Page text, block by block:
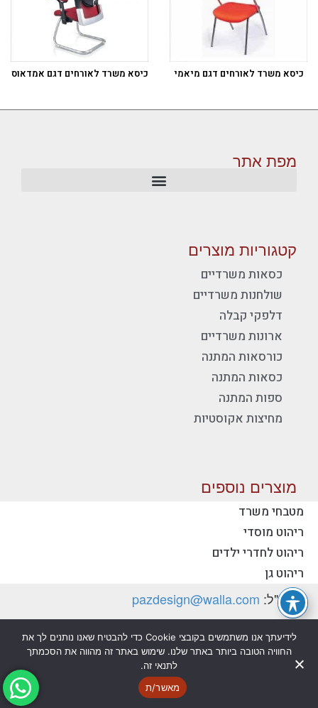
כיסא משרד לאורחים דגם מיאמי כיסא משרד לאורחים דגם אמדאוס
מפת אתר
קטגוריות מוצרים
כסאות משרדיים
שולחנות משרדיים
דלפקי קבלה
ארונות משרדיים
כורסאות המתנה
כסאות המתנה
ספות המתנה
מחיצות אקוסטיות
מוצרים נוספים
מטבחי משרד
ריהוט מוסדי
ריהוט לחדרי ילדים
ריהוט גן
יצירת קשר - פז ריהוט משרדי
טלפון:
דוא"ל: pazdesign@walla.com
כתובת: יצחק רבין 35, קרית אונו 55510 (למשלוח
דואר בלבד)
@ כל הזכויות שמורות לפז ריהוט משרדי בע"מ
לידיעתך אנו משתמשים בקובצי Cookie כדי להבטיח שאנו נותנים לך את
החוויה הטובה ביותר באתר שלנו. שימוש באתר זה מהווה את הסכמתך
לתנאי זה.
מאשר/ת